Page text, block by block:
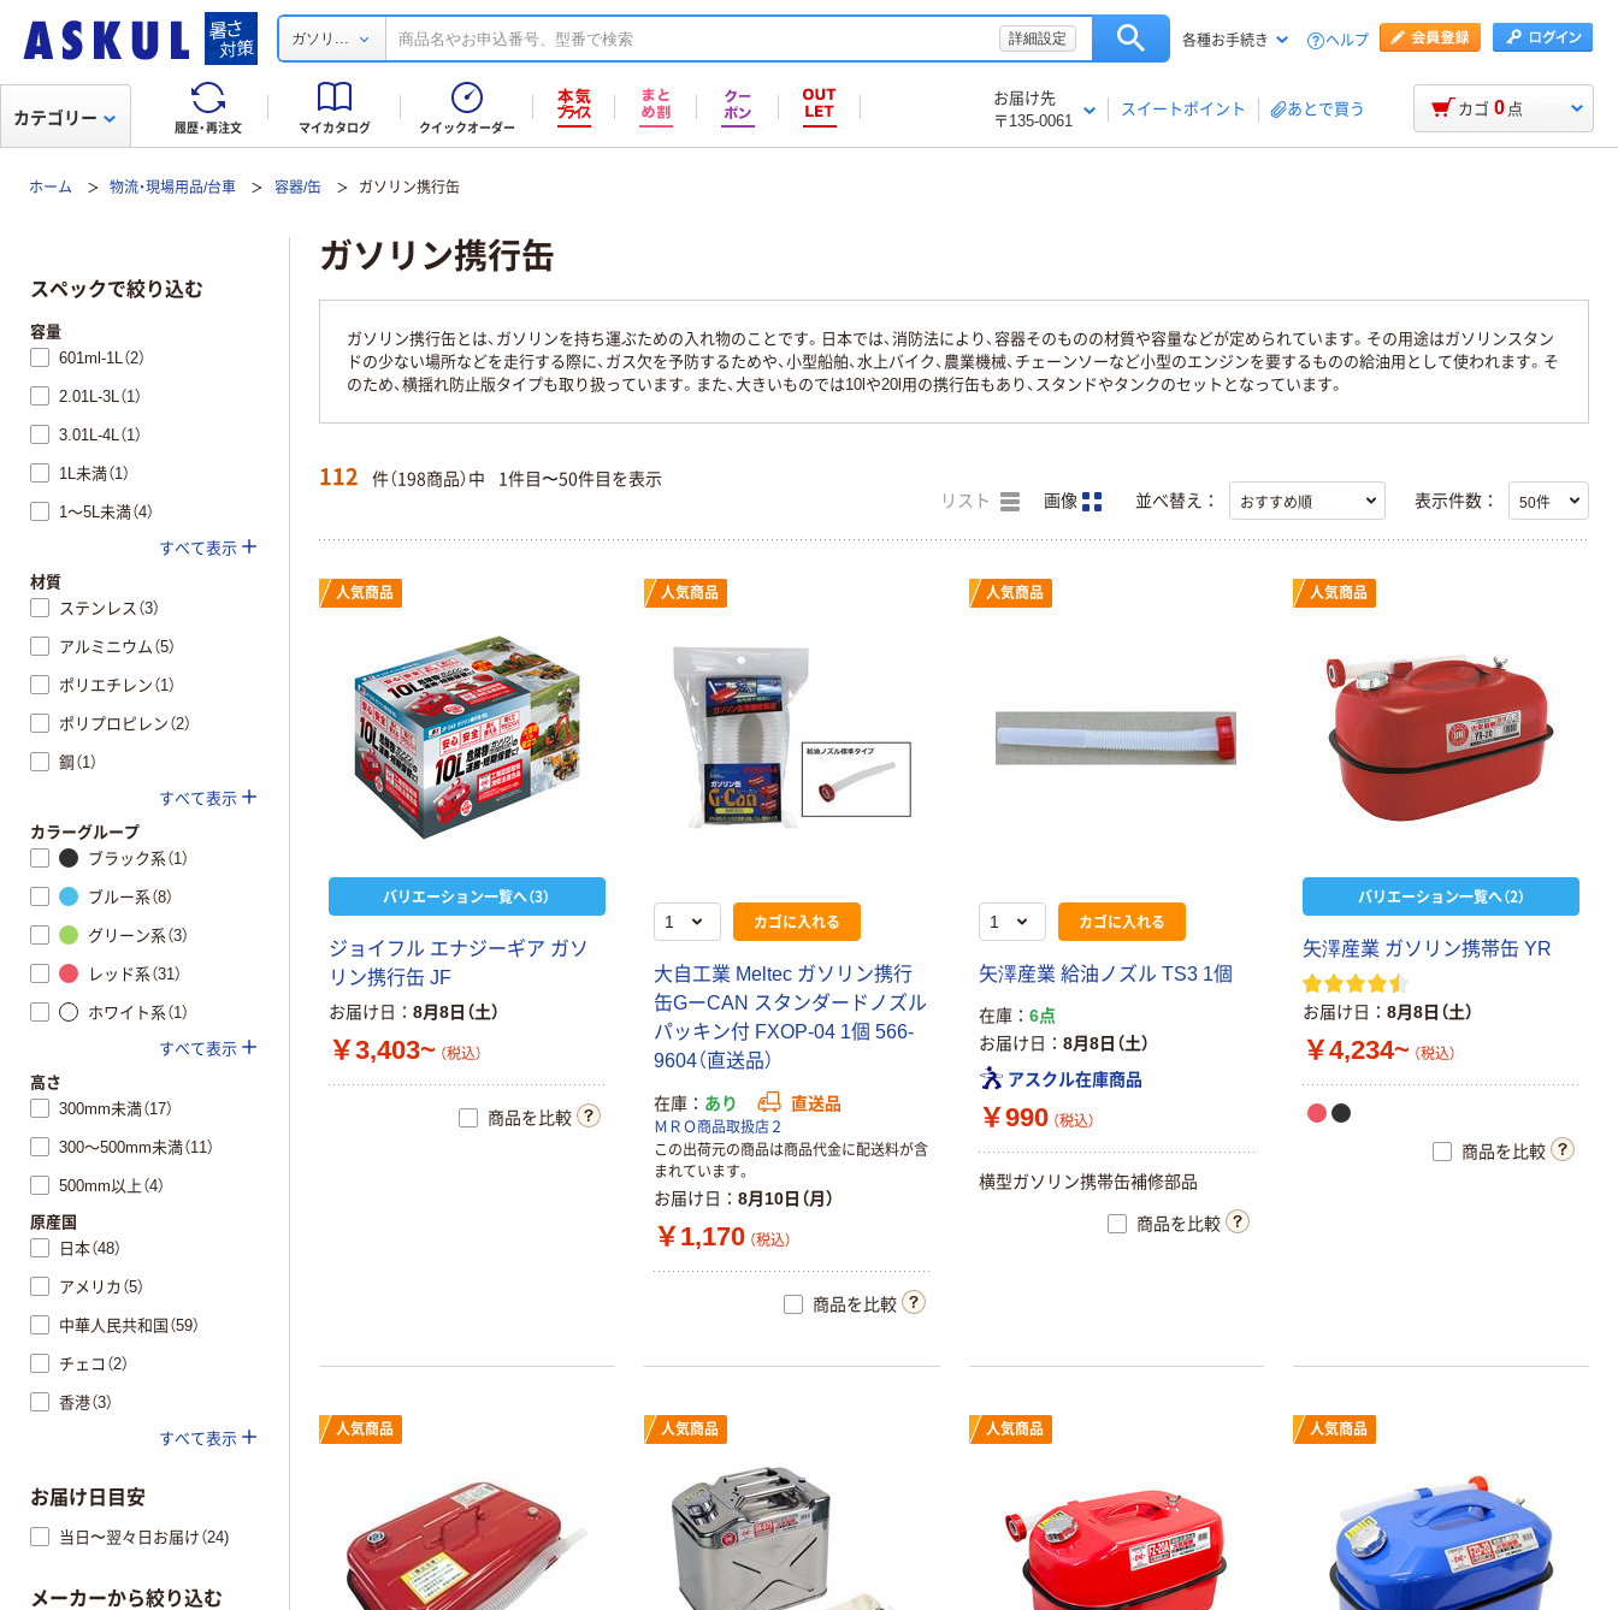
ガソリ ... 詳細設定 各種お手続き ヘルプ
履歴・再注文 マイカタログ クイックオーダー
お届け先
〒135-0061
スイートポイント あとで買う
カテゴリー カゴ 0 点
ホーム 物流・現場用品/台車 容器/缶 ガソリン携行缶
ガソリン携行缶
ガソリン携行缶とは、ガソリンを持ち運ぶための入れ物のことです。日本では、消防法により、容器そのものの材質や容量などが定められています。その用途はガソリンスタン
ドの少ない場所などを走行する際に、ガス欠を予防するためや、小型船舶、水上バイク、農業機械、チェーンソーなど小型のエンジンを要するものの給油用として使われます。そ
のため、横揺れ防止版タイプも取り扱っています。また、大きいものでは10lや20l用の携行缶もあり、スタンドやタンクのセットとなっています。
112 件（198商品）中 1件目〜50件目を表示
リスト 画像 並べ替え： 表示件数：
人気商品
バリエーション一覧へ（3）
ジョイフル エナジーギア ガソ
リン携行缶 JF
お届け日 8月8日（土）
￥3,403~ （税込）
商品を比較
人気商品
カゴに入れる
大自工業 Meltec ガソリン携行
缶GーCAN スタンダードノズル
パッキン付 FXOP-04 1個 566-
9604（直送品）
在庫 あり 直送品
ＭＲＯ商品取扱店２
この出荷元の商品は商品代金に配送料が含
まれています。
お届け日 8月10日（月）
￥1,170 （税込）
商品を比較
人気商品
カゴに入れる
矢澤産業 給油ノズル TS3 1個
在庫
6点
お届け日
8月8日（土）
アスクル在庫商品
￥990 （税込）
横型ガソリン携帯缶補修部品
商品を比較
人気商品
バリエーション一覧へ（2）
矢澤産業 ガソリン携帯缶 YR
お届け日 8月8日（土）
￥4,234~ （税込）
商品を比較
人気商品 人気商品 人気商品 人気商品
スペックで絞り込む
容量
601ml-1L（2）
2.01L-3L（1）
3.01L-4L（1）
1L未満（1）
1～5L未満（4）
すべて表示
材質
ステンレス（3）
アルミニウム（5）
ポリエチレン（1）
ポリプロピレン（2）
鋼（1）
すべて表示
カラーグループ
ブラック系（1）
ブルー系（8）
グリーン系（3）
レッド系（31）
ホワイト系（1）
すべて表示
高さ
300mm未満（17）
300～500mm未満（11）
500mm以上（4）
原産国
日本（48）
アメリカ（5）
中華人民共和国（59）
チェコ（2）
香港（3）
すべて表示
お届け日目安
当日〜翌々日お届け（24)
メーカーから絞り込む